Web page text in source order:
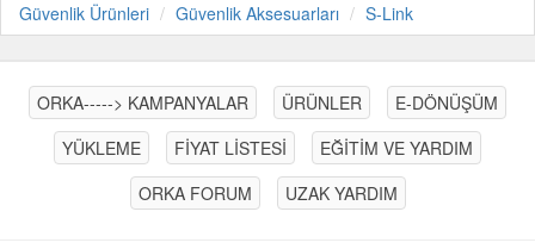
Güvenlik Ürünleri Güvenlik Aksesuarları S-Link
ORKA-----> KAMPANYALAR ÜRÜNLER
E-DÖNÜŞÜM
YÜKLEME
FİYAT LİSTESİ
EĞİTİM VE YARDIM
ORKA FORUM
UZAK YARDIM